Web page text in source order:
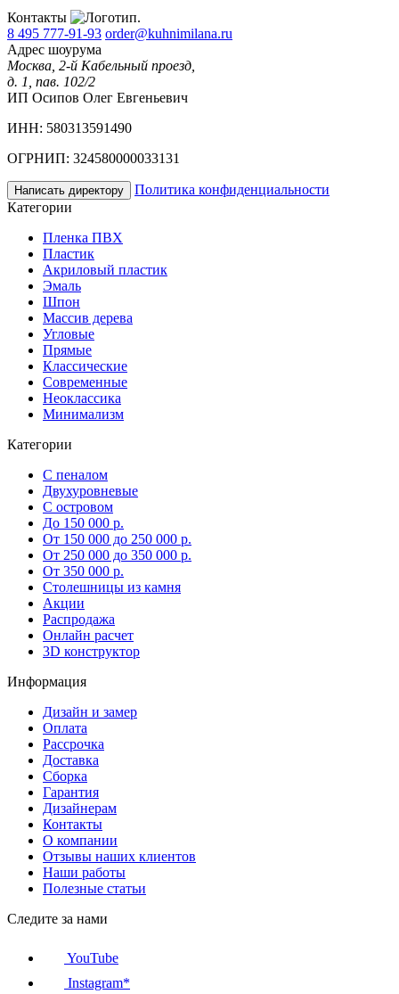
Контакты
8 495 777-91-93 order@kuhnimilana.ru
Адрес шоурума
Москва, 2-й Кабельный проезд,
д. 1, пав. 102/2
ИП Осипов Олег Евгеньевич
ИНН: 580313591490
ОГРНИП: 324580000033131
Написать директору
Политика конфиденциальности
Категории
Пленка ПВХ
Пластик
Акриловый пластик
Эмаль
Шпон
Массив дерева
Угловые
Прямые
Классические
Современные
Неоклассика
Минимализм
Категории
С пеналом
Двухуровневые
С островом
До 150 000 р.
От 150 000 до 250 000 р.
От 250 000 до 350 000 р.
От 350 000 р.
Столешницы из камня
Акции
Распродажа
Онлайн расчет
3D конструктор
Информация
Дизайн и замер
Оплата
Рассрочка
Доставка
Сборка
Гарантия
Дизайнерам
Контакты
О компании
Отзывы наших клиентов
Наши работы
Полезные статьи
Следите за нами
YouTube
Instagram*